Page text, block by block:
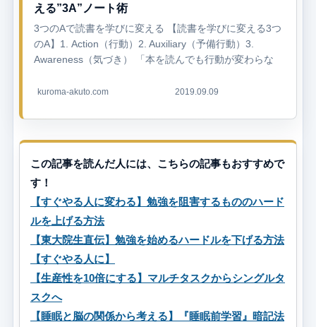
える”3A”ノート術
3つのAで読書を学びに変える 【読書を学びに変える3つ
のA】1. Action（行動）2. Auxiliary（予備行動）3.
Awareness（気づき） 「本を読んでも行動が変わらな
を...
kuroma-akuto.com 2019.09.09
この記事を読んだ人には、こちらの記事もおすすめで
す！
【すぐやる人に変わる】勉強を阻害するもののハード
ルを上げる方法
【東大院生直伝】勉強を始めるハードルを下げる方法
【すぐやる人に】
【生産性を10倍にする】マルチタスクからシングルタ
スクへ
【睡眠と脳の関係から考える】『睡眠前学習』暗記法